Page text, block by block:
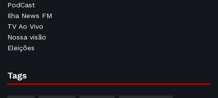
PodCast
Ilha News FM
TV Ao Vivo
Nossa visão
Eleições
Tags